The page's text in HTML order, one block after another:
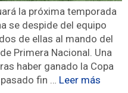
la próxima temporada
se despide del equipo
de ellas al mando del
Primera Nacional. Una
haber ganado la Copa
fin … Leer más